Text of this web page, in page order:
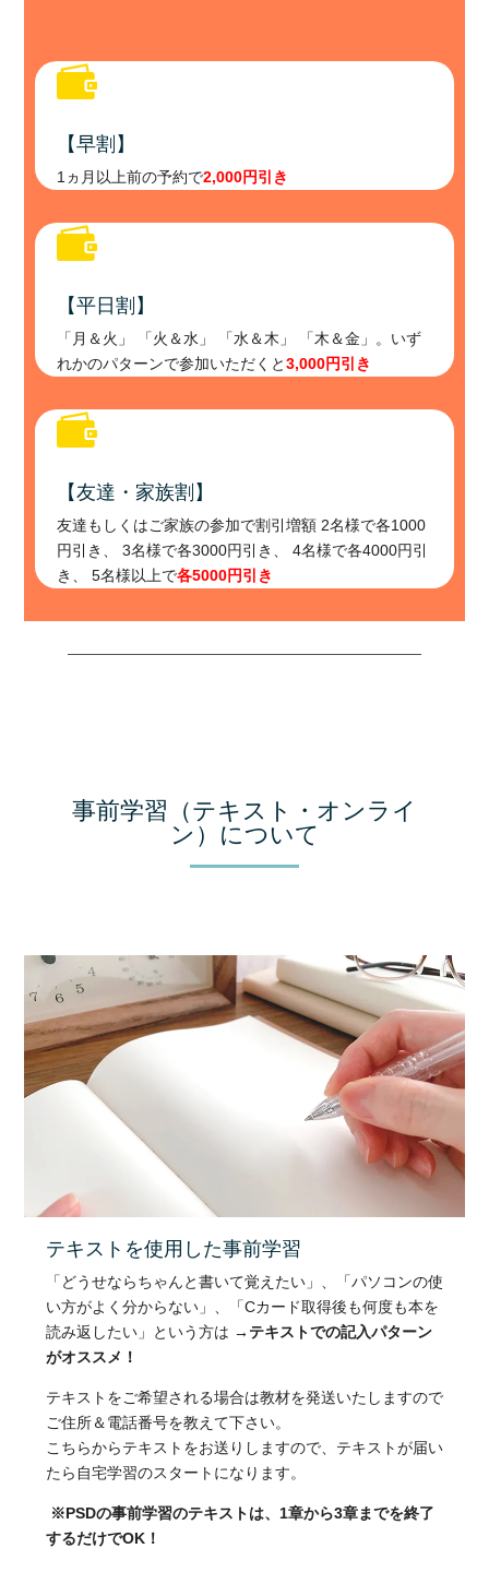

【早割】
1ヵ月以上前の予約で2,000円引き

【平日割】
「月＆火」 「火＆水」 「水＆木」 「木＆金」。いず
れかのパターンで参加いただくと3,000円引き

【友達・家族割】
友達もしくはご家族の参加で割引増額 2名様で各1000
円引き、 3名様で各3000円引き、 4名様で各4000円引
き、 5名様以上で各5000円引き
事前学習（テキスト・オンライ
ン）について
テキストを使用した事前学習
「どうせならちゃんと書いて覚えたい」、「パソコンの使
い方がよく分からない」、「Cカード取得後も何度も本を
読み返したい」という方は →テキストでの記入パターン
がオススメ！
テキストをご希望される場合は教材を発送いたしますので
ご住所＆電話番号を教えて下さい。
こちらからテキストをお送りしますので、テキストが届い
たら自宅学習のスタートになります。
※PSDの事前学習のテキストは、1章から3章までを終了
するだけでOK！